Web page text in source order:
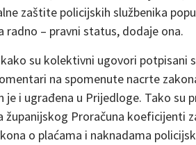
zaštite policijskih službenika
– pravni status, dodaje ona.
su kolektivni ugovori potpisani
na spomenute nacrte
je i ugrađena u Prijedloge. Tako su
županijskog Proračuna koeficijenti
o plaćama i naknadama